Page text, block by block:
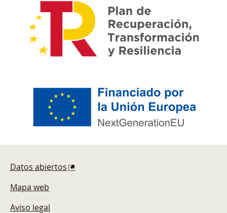
Datos abiertos
Mapa web
Aviso legal